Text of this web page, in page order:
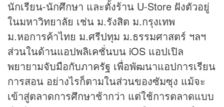
นักเรียน-นักศึกษา และตั้งร้าน U-Store ฝังตัวอยู่
ในมหาวิทยาลัย เช่น ม.รังสิต ม.กรุงเทพ
ม.หอการค้าไทย ม.ศรีปทุม ม.ธรรมศาสตร์ ฯลฯ
ส่วนในด้านแอปพลิเคชั่นบน iOS แอปเปิล
พยายามจับมือกับภาครัฐ เพื่อพัฒนาแอปการเรียน
การสอน อย่างไรก็ตามในส่วนของซัมซุง แม้จะ
เข้าสู่ตลาดการศึกษาช้ากว่า แต่ใช้การตลาดแบบ